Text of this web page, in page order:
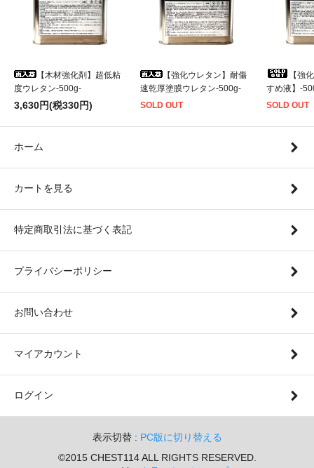
【木材強化剤】超低粘
度ウレタン-500g-
3,630円(税330円)
【強化ウレタン】耐傷
速乾厚塗膜ウレタン-500g-
SOLD OUT
【強
すめ液】-
SOLD OUT
ホーム
カートを見る
特定商取引法に基づく表記
プライバシーポリシー
お問い合わせ
マイアカウント
ログイン
表示切替 : PC版に切り替える
©2015 CHEST114 ALL RIGHTS RESERVED.